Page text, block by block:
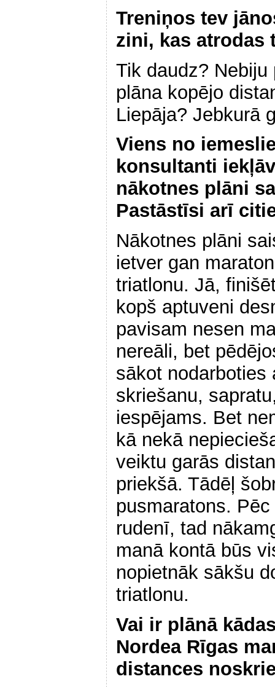
Treniņos tev
zini, kas atrodas
Tik daudz?
plāna kopējo
Liepāja? Jebkurā
Viens no
konsultanti
nākotnes plāni
Pastāstīsi arī
Nākotnes plāni
ietver gan
triatlonu. Jā,
kopš aptuveni
pavisam nesen
nereāli, bet
sākot nodarboties
skriešanu,
iespējams. Bet
kā nekā
veiktu garās
priekšā. Tādēļ
pusmaratons.
rudenī, tad
manā kontā būs
nopietnāk sākšu
triatlonu.
Vai ir plānā
Nordea Rīgas
distances